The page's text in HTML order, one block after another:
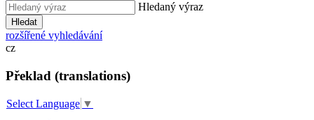
Hledaný výraz
Hledat
rozšířené vyhledávání
cz
Překlad (translations)
Select Language ▼